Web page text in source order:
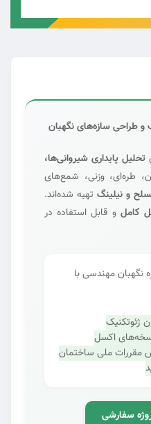
طراحی سازه‌های نگهبان
تحلیل پایداری شیروانی‌ها،
طره‌ای، وزنی، شمع‌های
و نیلینگ تهیه شده‌اند.
کامل و قابل استفاده در
نگهبان مهندسی با
ژئوتکنیک
اکسل
مقررات ملی ساختمان
سفارشی